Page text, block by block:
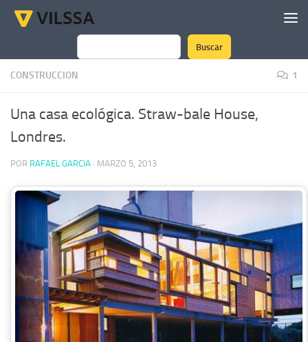
Saltar al contenido
Buscar
Buscar
CONSTRUCCION 1
Una casa ecológica. Straw-bale House,
Londres.
POR RAFAEL GARCIA · MARZO 5, 2013